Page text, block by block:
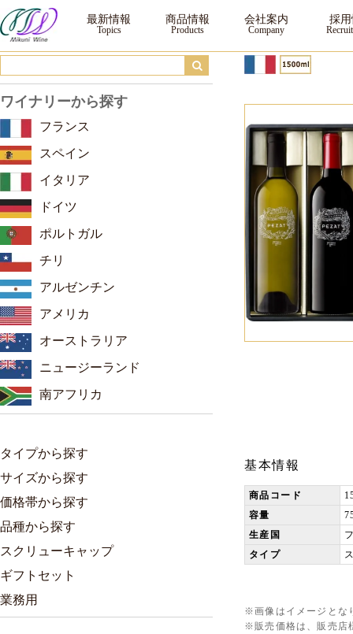
ギフト FR-2460 ｜ ワイン ｜三国ワイン
最新情報 商品情報 会社案内 採
基本情報
商品コード
容量
生産国
タイプ
※画像はイメージとな
※販売価格は、販売店
ワイナリーから探す
フランス
スペイン
イタリア
ドイツ
ポルトガル
チリ
アルゼンチン
アメリカ
オーストラリア
ニュージーランド
南アフリカ
タイプから探す
サイズから探す
価格帯から探す
品種から探す
スクリューキャップ
ギフトセット
業務用